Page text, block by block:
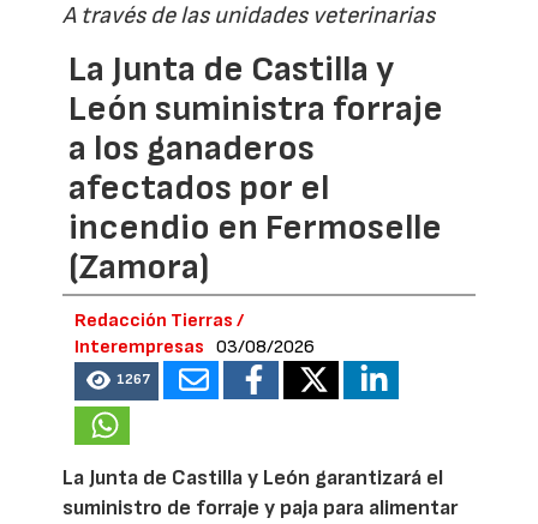
A través de las unidades veterinarias
La Junta de Castilla y
León suministra forraje
a los ganaderos
afectados por el
incendio en Fermoselle
(Zamora)
Redacción Tierras /
Interempresas
03/08/2026
1267
La Junta de Castilla y León garantizará el
suministro de forraje y paja para alimentar